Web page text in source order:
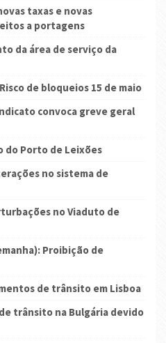
taxas e novas
a portagens
da área de serviço da
de bloqueios 15 de maio
convoca greve geral
do Porto de Leixões
no sistema de
no Viaduto de
Proibição de
de trânsito em Lisboa
trânsito na Bulgária devido